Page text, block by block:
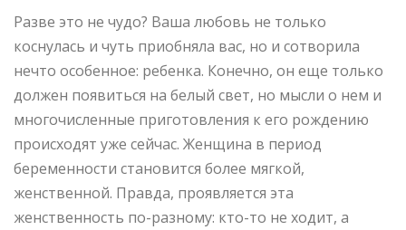
Разве это не чудо? Ваша любовь не только
коснулась и чуть приобняла вас, но и сотворила
нечто особенное: ребенка. Конечно, он еще только
должен появиться на белый свет, но мысли о нем и
многочисленные приготовления к его рождению
происходят уже сейчас. Женщина в период
беременности становится более мягкой,
женственной. Правда, проявляется эта
женственность по-разному: кто-то не ходит, а